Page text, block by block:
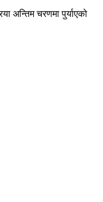
अन्तिम चरणमा पुर्याएको